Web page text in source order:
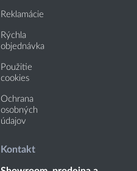
Reklamácie
Rýchla
objednávka
Použitie
cookies
Ochrana
osobných
údajov
Kontakt